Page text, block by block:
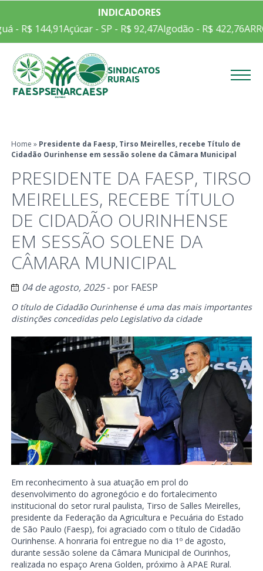
INDICADORES
- R$ 144,91Açúcar - SP - R$ 92,47Algodão - R$ 422,76
Home » Presidente da Faesp, Tirso Meirelles, recebe Título de
Cidadão Ourinhense em sessão solene da Câmara Municipal
PRESIDENTE DA FAESP, TIRSO
MEIRELLES, RECEBE TÍTULO
DE CIDADÃO OURINHENSE
EM SESSÃO SOLENE DA
CÂMARA MUNICIPAL
04 de agosto, 2025- por FAESP
O título de Cidadão Ourinhense é uma das mais importantes
distinções concedidas pelo Legislativo da cidade
Em reconhecimento à sua atuação em prol do
desenvolvimento do agronegócio e do fortalecimento
institucional do setor rural paulista, Tirso de Salles Meirelles,
presidente da Federação da Agricultura e Pecuária do Estado
de São Paulo (Faesp), foi agraciado com o título de Cidadão
Ourinhense. A honraria foi entregue no dia 1º de agosto,
durante sessão solene da Câmara Municipal de Ourinhos,
realizada no espaço Arena Golden, próximo à APAE Rural.